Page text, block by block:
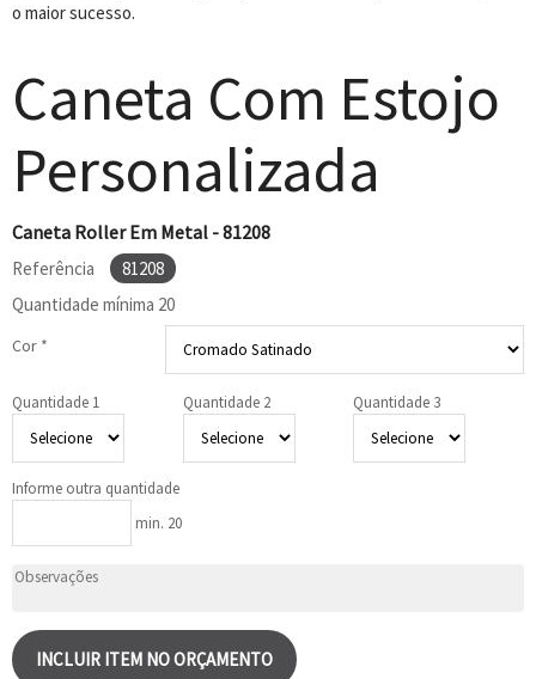
o maior sucesso.
Caneta Com Estojo
Personalizada
Caneta Roller Em Metal - 81208
Referência
81208
Quantidade mínima 20
Cor *
Quantidade 1 Quantidade 2 Quantidade 3
Informe outra quantidade
min. 20
INCLUIR ITEM NO ORÇAMENTO